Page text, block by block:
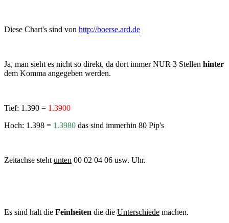
Diese Chart's sind von http://boerse.ard.de
Ja, man sieht es nicht so direkt, da dort immer NUR 3 Stellen hinter
dem Komma angegeben werden.
Tief: 1.390 = 1.3900
Hoch: 1.398 = 1.3980 das sind immerhin 80 Pip's
Zeitachse steht unten 00 02 04 06 usw. Uhr.
Es sind halt die Feinheiten die die Unterschiede machen.